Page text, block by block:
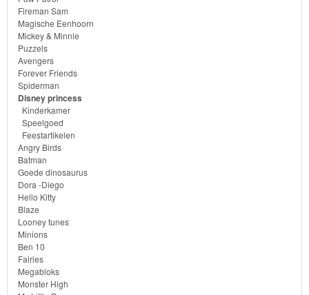
het
prinsesje
Barbie
Bob
de
bouwer
SpongeBob
Star
Wars
Skylanders
Superman
Fireman Sam
Magische Eenhoorn
Mickey & Minnie
Puzzels
Avengers
Forever Friends
Spiderman
Disney princess
Kinderkamer
Speelgoed
Feestartikelen
Angry Birds
Batman
Goede dinosaurus
Dora -Diego
Hello Kitty
Blaze
Looney tunes
Minions
Ben 10
Fairies
Megabloks
Monster High